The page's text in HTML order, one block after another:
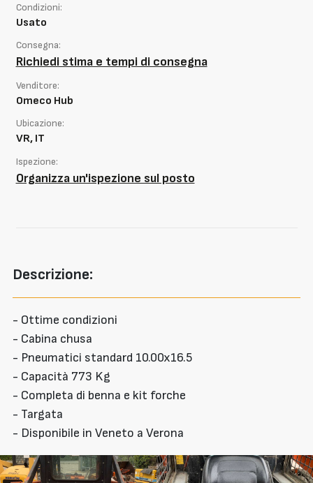
Descrizione:
- Ottime condizioni
- Cabina chusa
- Pneumatici standard 10.00x16.5
- Capacità 773 Kg
- Completa di benna e kit forche
- Targata
- Disponibile in Veneto a Verona
Condizioni:
Usato
Consegna:
Richiedi stima e tempi di consegna
Venditore:
Omeco Hub
Ubicazione:
VR, IT
Ispezione:
Organizza un'ispezione sul posto